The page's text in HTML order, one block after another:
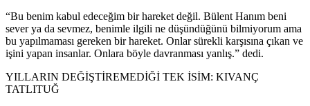
“Bu benim kabul edeceğim bir hareket değil. Bülent Hanım beni
sever ya da sevmez, benimle ilgili ne düşündüğünü bilmiyorum ama
bu yapılmaması gereken bir hareket. Onlar sürekli karşısına çıkan ve
işini yapan insanlar. Onlara böyle davranması yanlış.” dedi.
YILLARIN DEĞİŞTİREMEDİĞİ TEK İSİM: KIVANÇ
TATLITUĞ